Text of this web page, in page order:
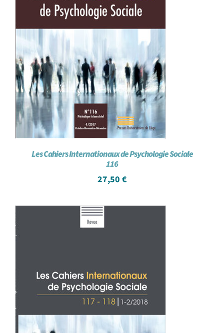
Les Cahiers Internationaux de Psychologie Sociale
116
27,50 €